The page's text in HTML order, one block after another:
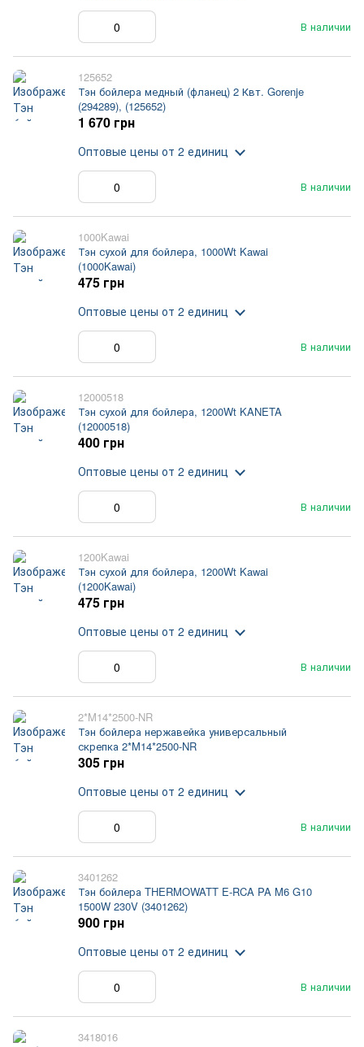
В наличии
125652
Тэн бойлера медный (фланец) 2 Квт. Gorenje
(294289), (125652)
В наличии
1 670 грн
Оптовые цены от 2 единиц
1000Kawai
Тэн сухой для бойлера, 1000Wt Kawai
(1000Kawai)
В наличии
475 грн
Оптовые цены от 2 единиц
12000518
Тэн сухой для бойлера, 1200Wt KANETA
(12000518)
В наличии
400 грн
Оптовые цены от 2 единиц
1200Kawai
Тэн сухой для бойлера, 1200Wt Kawai
(1200Kawai)
В наличии
475 грн
Оптовые цены от 2 единиц
2*M14*2500-NR
Тэн бойлера нержавейка универсальный
скрепка 2*M14*2500-NR
В наличии
305 грн
Оптовые цены от 2 единиц
3401262
Тэн бойлера THERMOWATT E-RCA PA M6 G10
1500W 230V (3401262)
В наличии
900 грн
Оптовые цены от 2 единиц
3418016